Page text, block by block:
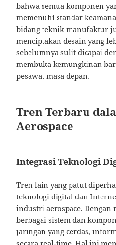
bahwa semua komponen
memenuhi standar
bidang teknik manufaktur
menciptakan desain yang
sebelumnya sulit dicapai
membuka kemungkinan
pesawat masa depan.
Tren Terbaru
Aerospace
Integrasi Teknologi
Tren lain yang patut
teknologi digital dan
industri aerospace. Dengan
berbagai sistem dan
jaringan yang cerdas,